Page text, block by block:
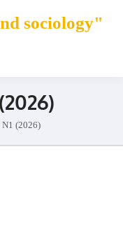
sociology"
N1 (2026)